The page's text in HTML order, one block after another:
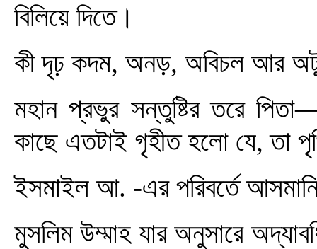
বিলিয়ে দিতে।
কী দৃঢ় কদম, অনড়, অবিচল আর
মহান প্রভুর সন্তুষ্টির তরে
কাছে এতটাই গৃহীত হলো যে, তা
ইসমাইল আ. -এর পরিবর্তে
মুসলিম উম্মাহ যার অনুসারে